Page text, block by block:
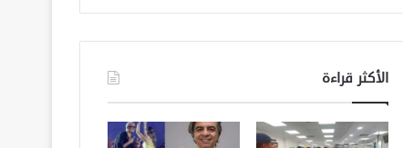
الأكثر قراءة